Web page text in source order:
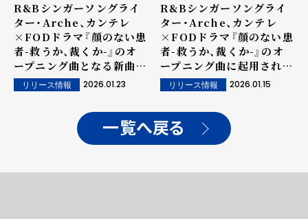
R&Bシンガーソングライ
ター・Arche、カンテレ
×FODドラマ『顔のない患
者-救うか、裁くか-』のオ
ープニング曲となる新曲
「do for love」のMVを
公開！
リリース情報 2026.01.23
R&Bシンガーソングライ
ター・Arche、カンテレ
×FODドラマ『顔のない患
者-救うか、裁くか-』のオ
ープニング曲に起用された
新曲「do for love」を1月
14日に配信リリース！さら
に、アルバムリリース＆東
京・大阪ツアーも決定！
リリース情報 2026.01.15
一覧へ戻る